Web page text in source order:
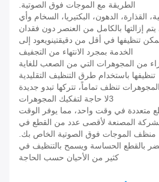
الطريقة مع الموجات فوق الصوتية.
القذارة، الدهون، البكتيريا، السخام وأي
إزالتها بالكامل من العنصر دون فقدان
تنظيفها في أقل من دقيقتينويعود إلى
الخدمة بمجرد الانتهاء من التجفيف
من المجوهرات التي من الصعب للغاية
تنظيفها باستخدام طرق التنظيف التقليدية
3لا حاجة لتفكيك المجوهرات
متعددة في وقت واحد، مما يوفر الوقت
المصنعة لأقصى عدد من القطع في
منظف الموجات فوق الصوتية الخاص بك.
يضر بالقطع الحساسة ويسمح بالتنظيف في
كثير من الأحيان حسب الحاجة